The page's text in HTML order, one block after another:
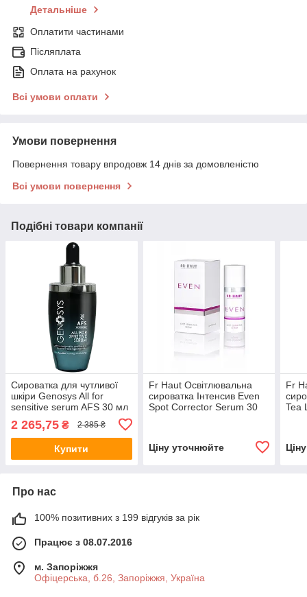
Детальніше
Оплатити частинами
Післяплата
Оплата на рахунок
Всі умови оплати
Умови повернення
Повернення товару впродовж 14 днів за домовленістю
Всі умови повернення
Подібні товари компанії
Сироватка для чутливої
шкіри Genosys All for
sensitive serum AFS 30 мл
2 265,75 ₴ 2 385 ₴
Купити
Fr Haut Освітлювальна
сироватка Інтенсив Even
Spot Corrector Serum 30
Ціну уточнюйте
Fr
Tea
Про нас
100% позитивних з 199 відгуків за рік
Працює з 08.07.2016
м. Запоріжжя
Офіцерська, б.26, Запоріжжя, Україна